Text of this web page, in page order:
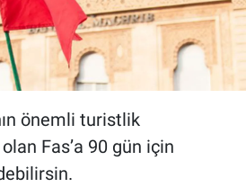
önemli turistlik
Fas’a 90 gün için